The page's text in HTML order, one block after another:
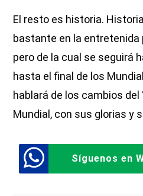
El resto es historia.
bastante en la entretenida
pero de la cual se seguirá
hasta el final de los
hablará de los cambios del
Mundial, con sus glorias y
Síguenos en